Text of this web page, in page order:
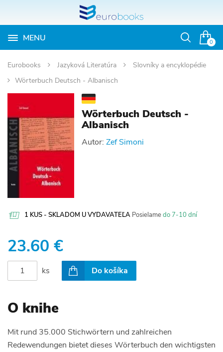
0
MENU
Otvoriť
Eurobooks Jazyková Literatúra
Slovníky a encyklopédie
Wörterbuch Deutsch - Albanisch
Wörterbuch Deutsch -
Albanisch
Autor: Zef Simoni
1 KUS - SKLADOM U VYDAVATEĽA Posielamedo 7-10 dní
23.60 €
ks Do košíka
O knihe
Mit rund 35.000 Stichwörtern und zahlreichen
Redewendungen bietet dieses Wörterbuch den wichtigsten